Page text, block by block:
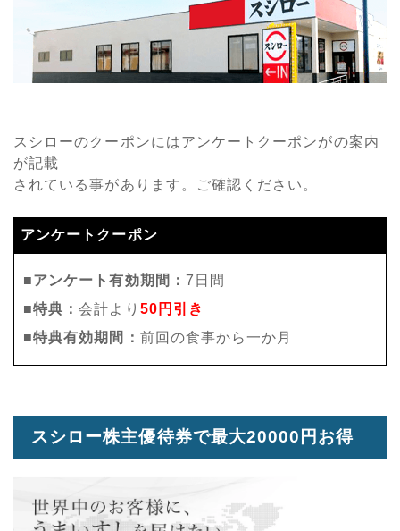
スシローのクーポンにはアンケートクーポンがの案内
が記載
されている事があります。ご確認ください。
アンケートクーポン
■アンケート有効期間： 7日間
■特典：会計より 50円引き
■特典有効期間： 前回の食事から一か月
スシロー株主優待券で最大20000円お得